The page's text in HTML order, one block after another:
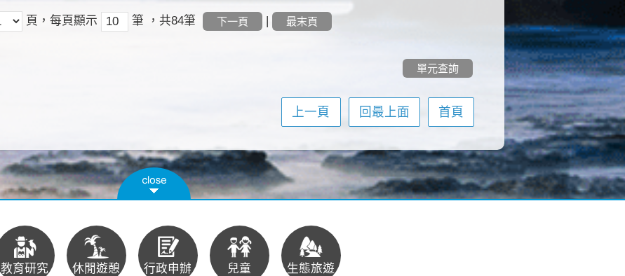
頁，每頁顯示 筆 ，共84筆 下一頁 | 最末頁
單元查詢
上一頁 回最上面 首頁
教育研究 休閒遊憩 行政申辦 兒童 生態旅遊